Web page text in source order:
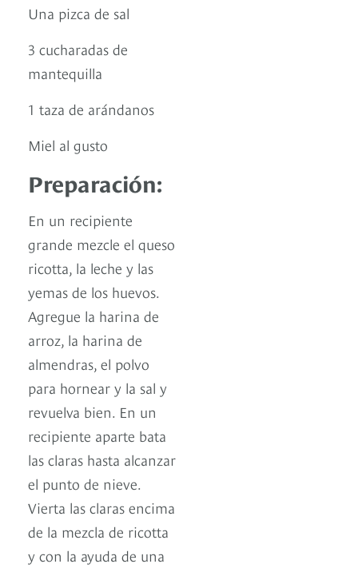
Una pizca de sal
3 cucharadas de
mantequilla
1 taza de arándanos
Miel al gusto
Preparación:
En un recipiente
grande mezcle el queso
ricotta, la leche y las
yemas de los huevos.
Agregue la harina de
arroz, la harina de
almendras, el polvo
para hornear y la sal y
revuelva bien. En un
recipiente aparte bata
las claras hasta alcanzar
el punto de nieve.
Vierta las claras encima
de la mezcla de ricotta
y con la ayuda de una